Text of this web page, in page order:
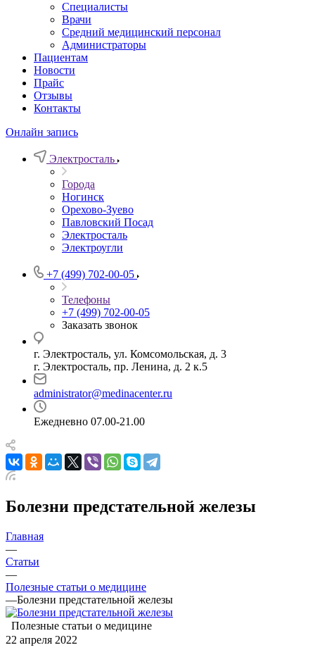
Специалисты
Врачи
Средний медицинский персонал
Администраторы
Пациентам
Новости
Прайс
Отзывы
Контакты
Онлайн запись
Электросталь
Города
Ногинск
Орехово-Зуево
Павловский Посад
Электросталь
Электроугли
+7 (499) 702-00-05
Телефоны
+7 (499) 702-00-05
Заказать звонок
г. Электросталь, ул. Комсомольская, д. 3
г. Электросталь, пр. Ленина, д. 2 к.5
administrator@medinacenter.ru
Ежедневно 07.00-21.00
Болезни предстательной железы
Главная
—
Статьи
—
Полезные статьи о медицине
—Болезни предстательной железы
Полезные статьи о медицине
22 апреля 2022